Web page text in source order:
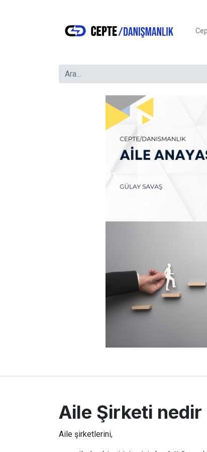
Aile Şirketi nedir
Aile şirketlerini,